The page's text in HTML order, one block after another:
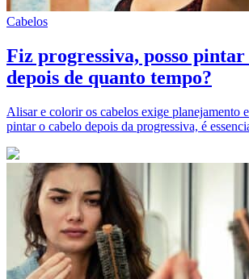
Cabelos
Fiz progressiva, posso pintar
depois de quanto tempo?
Alisar e colorir os cabelos exige planejamento
pintar o cabelo depois da progressiva, é